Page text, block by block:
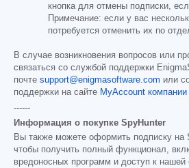
кнопка для отмены подписки,
Примечание: если у вас
потребуется отменить их по
В случае возникновения вопросов или
связаться со службой поддержки
почте support@enigmasoftware.com или
поддержки на сайте MyAccount
------
Информация о покупке SpyHunter
Вы также можете оформить подписку на
чтобы получить полный функционал,
вредоносных программ и доступ к